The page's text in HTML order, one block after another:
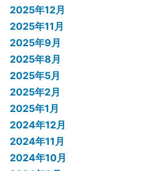
2025年12月
2025年11月
2025年9月
2025年8月
2025年5月
2025年2月
2025年1月
2024年12月
2024年11月
2024年10月